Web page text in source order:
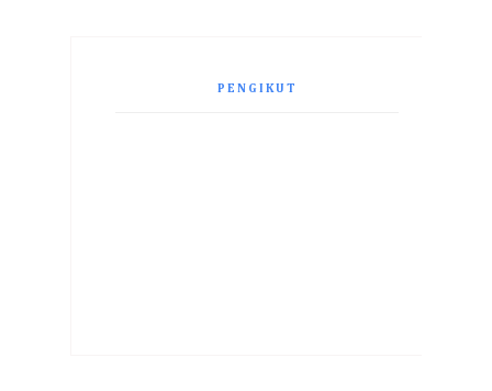
PENGIKUT